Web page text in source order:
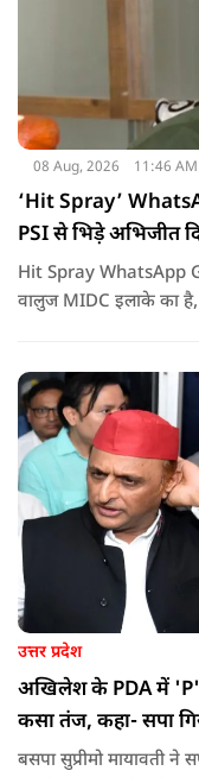
08 Aug, 2026 11:46 AM
‘Hit Spray’
PSI से भिड़े अभिजीत
Hit Spray WhatsApp
वालुज MIDC इलाके का
को लेकर दिपके की पुलिस
उत्तर प्रदेश
अखिलेश के PDA में 'P'
कसा तंज, कहा- सपा
बसपा सुप्रीमो मायावती ने